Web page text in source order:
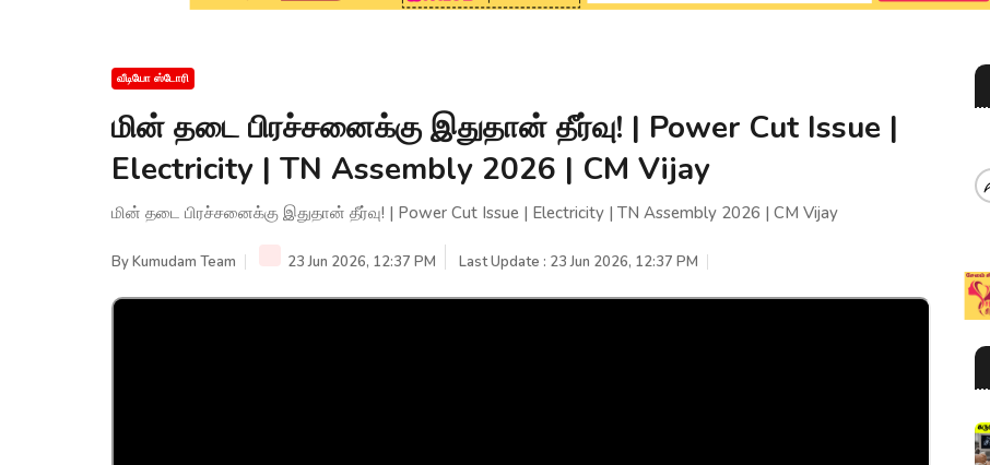
வீடியோ ஸ்டோரி
மின் தடை பிரச்சனைக்கு இதுதான் தீர்வு! | Power Cut Issue |
Electricity | TN Assembly 2026 | CM Vijay
மின் தடை பிரச்சனைக்கு இதுதான் தீர்வு! | Power Cut Issue | Electricity | TN Assembly 2026 | CM Vijay
ByKumudam Team 23 Jun 2026, 12:37 PM Last Update : 23 Jun 2026, 12:37 PM